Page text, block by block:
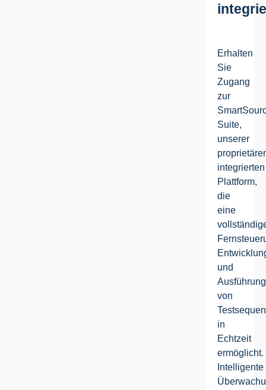
Erhalten
Sie
Zugang
zur
Suite,
unserer
integrierten
Plattform,
die
eine
und
Ausführung
von
in
Echtzeit
ermöglicht.
Intelligente